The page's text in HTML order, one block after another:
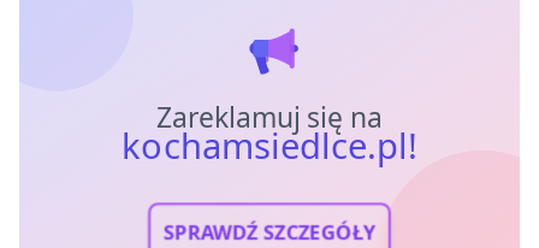
Zareklamuj się na
kochamsiedlce.pl!
SPRAWDŹ SZCZEGÓŁY